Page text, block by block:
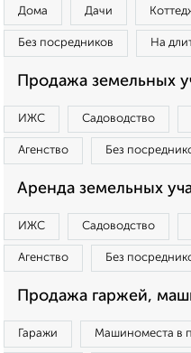
Дома Дачи
Без посредников На
Продажа земельных
ИЖС Садоводство
Агенство Без
Аренда земельных
ИЖС Садоводство
Агенство Без
Продажа гаржей,
Гаражи Машиноместа в